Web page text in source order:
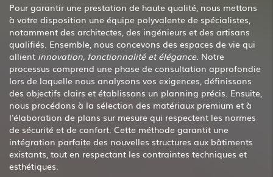
Pour garantir une prestation de haute qualité, nous mettons
à votre disposition une équipe polyvalente de spécialistes,
notamment des architectes, des ingénieurs et des artisans
qualifiés. Ensemble, nous concevons des espaces de vie qui
allient innovation, fonctionnalité et élégance. Notre
processus comprend une phase de consultation approfondie
lors de laquelle nous analysons vos exigences, définissons
des objectifs clairs et établissons un planning précis. Ensuite,
nous procédons à la sélection des matériaux premium et à
l'élaboration de plans sur mesure qui respectent les normes
de sécurité et de confort. Cette méthode garantit une
intégration parfaite des nouvelles structures aux bâtiments
existants, tout en respectant les contraintes techniques et
esthétiques.